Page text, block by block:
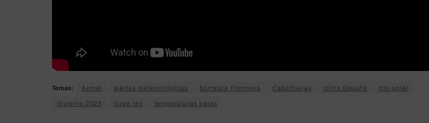
Temas: Aemet alertas meteorológicas borrasca Filomena Cabañuelas clima España
frío polar
Invierno 2025
jorge rey temperaturas bajas